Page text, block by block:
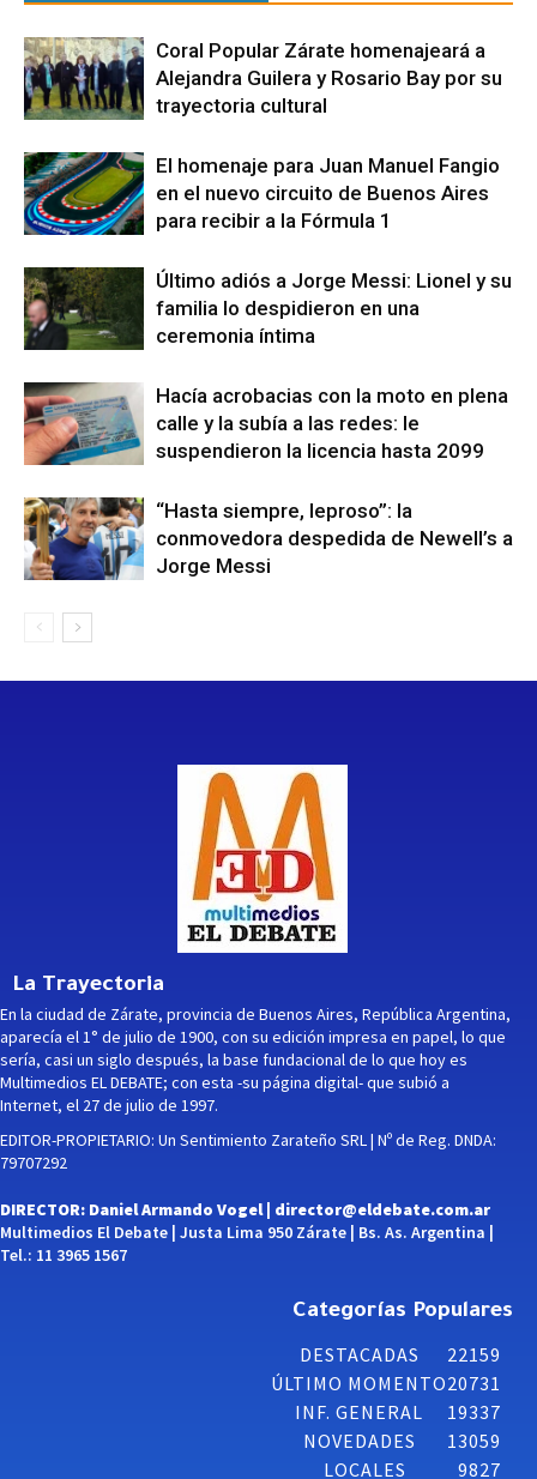
Coral Popular Zárate homenajeará a
Alejandra Guilera y Rosario Bay por su
trayectoria cultural
El homenaje para Juan Manuel Fangio
en el nuevo circuito de Buenos Aires
para recibir a la Fórmula 1
Último adiós a Jorge Messi: Lionel y su
familia lo despidieron en una
ceremonia íntima
Hacía acrobacias con la moto en plena
calle y la subía a las redes: le
suspendieron la licencia hasta 2099
“Hasta siempre, leproso”: la
conmovedora despedida de Newell’s a
Jorge Messi
La Trayectoria
En la ciudad de Zárate, provincia de Buenos Aires, República Argentina,
aparecía el 1° de julio de 1900, con su edición impresa en papel, lo que
sería, casi un siglo después, la base fundacional de lo que hoy es
Multimedios EL DEBATE; con esta -su página digital- que subió a
Internet, el 27 de julio de 1997.
EDITOR-PROPIETARIO: Un Sentimiento Zarateño SRL | Nº de Reg. DNDA:
79707292
DIRECTOR: Daniel Armando Vogel | director@eldebate.com.ar
Multimedios El Debate | Justa Lima 950 Zárate | Bs. As. Argentina |
Tel.: 11 3965 1567
Categorías Populares
DESTACADAS
22159
ÚLTIMO MOMENTO20731
INF. GENERAL
19337
NOVEDADES
13059
LOCALES
9827